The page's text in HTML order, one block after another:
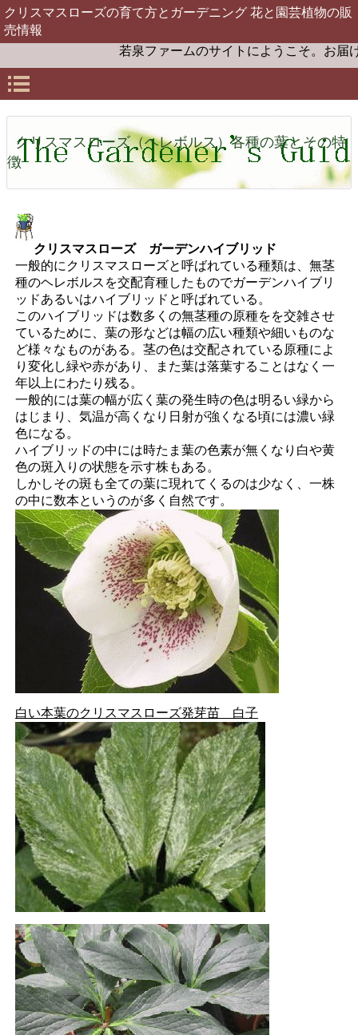
クリスマスローズの育て方とガーデニング 花と園芸植物の販
売情報
若泉ファームのサイトにようこそ。お届けする
クリスマスローズ（ヘレボルス）各種の葉とその特
徴
クリ スマスローズ ガーデンハイブリッド
一般的にクリスマスローズと呼ばれている種類は、無茎
種のヘレボルスを交配育種したものでガーデンハイブリ
ッドあるいはハイブリッドと呼ばれている。
このハイブリッドは数多くの無茎種の原種をを交雑させ
ているために、葉の形などは幅の広い種類や細いものな
ど様々なものがある。茎の色は交配されている原種によ
り変化し緑や赤があり、また葉は落葉することはなく一
年以上にわたり残る。
一般的には葉の幅が広く葉の発生時の色は明るい緑から
はじまり、気温が高くなり日射が強くなる頃には濃い緑
色になる。
ハイブリッドの中には時たま葉の色素が無くなり白や黄
色の斑入りの状態を示す株もある。
しかしその斑も全ての葉に現れてくるのは少なく、一株
の中に数本というのが多く自然です。
白い本葉のクリスマスローズ発芽苗 白子